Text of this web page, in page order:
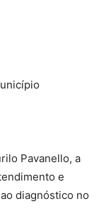
Pavanello, a
e
diagnóstico no